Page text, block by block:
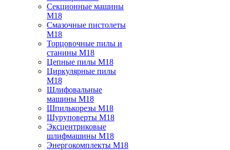
Секционные машины
M18
Смазочные пистолеты
M18
Торцовочные пилы и
станины M18
Цепные пилы M18
Циркулярные пилы
M18
Шлифовальные
машины M18
Шпилькорезы M18
Шуруповерты M18
Эксцентриковые
шлифмашины M18
Энергокомплекты M18